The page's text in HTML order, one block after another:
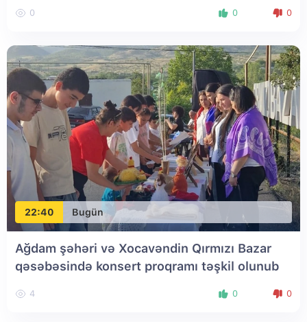
0 0 0
22:40 Bugün
Ağdam şəhəri və Xocavəndin Qırmızı Bazar
qəsəbəsində konsert proqramı təşkil olunub
4 0 0